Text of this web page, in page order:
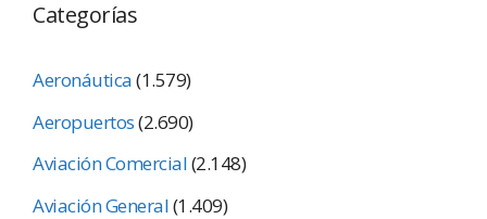
Categorías
Aeronáutica(1.579)
Aeropuertos(2.690)
Aviación Comercial(2.148)
Aviación General(1.409)